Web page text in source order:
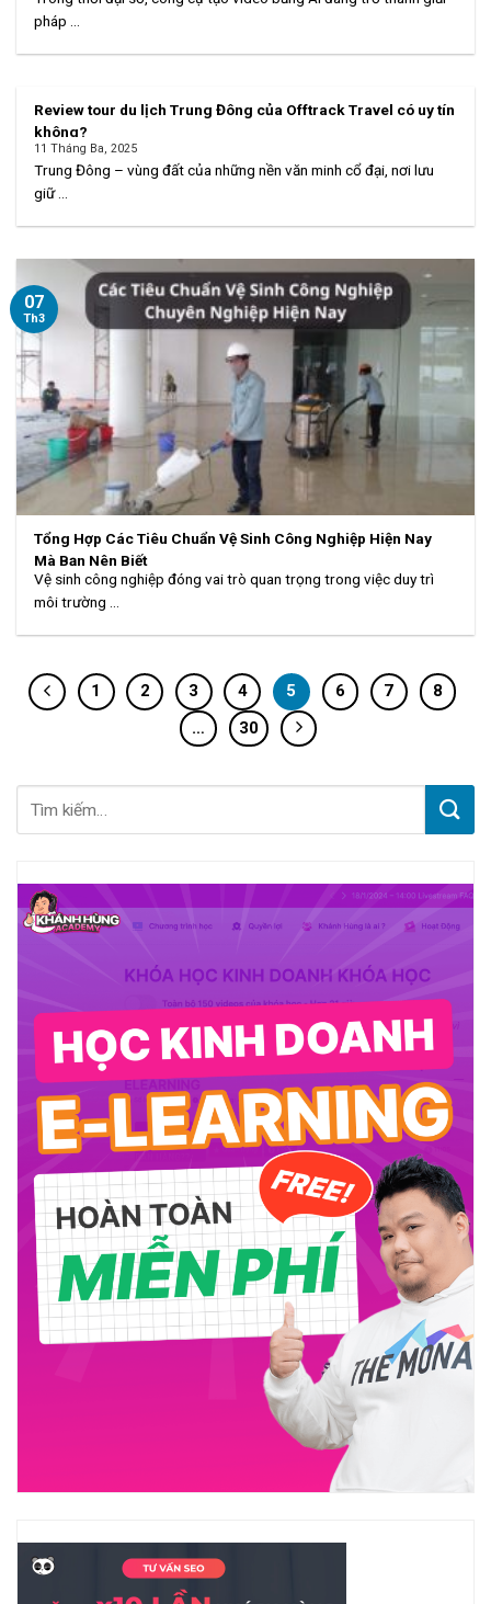
pháp ...
Review tour du lịch Trung Đông của Offtrack Travel có uy tín
không?
11 Tháng Ba, 2025
Trung Đông – vùng đất của những nền văn minh cổ đại, nơi lưu
giữ ...
Tổng Hợp Các Tiêu Chuẩn Vệ Sinh Công Nghiệp Hiện Nay
Mà Bạn Nên Biết
Vệ sinh công nghiệp đóng vai trò quan trọng trong việc duy trì
môi trường ...
07
Th3
1 2 3 4 5 6 7
8
…
30